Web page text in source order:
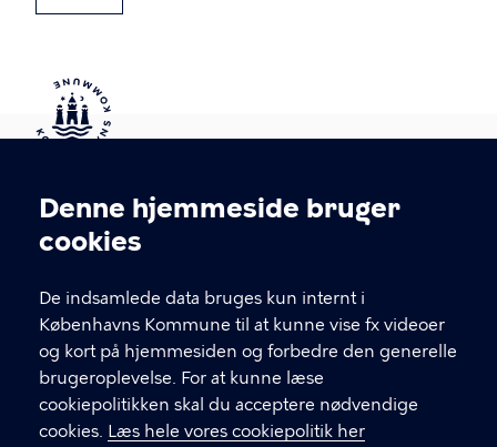
Cookieindstillinger
Denne hjemmeside bruger
cookies
De indsamlede data bruges kun internt i
Københavns Kommune til at kunne vise fx videoer
og kort på hjemmesiden og forbedre den generelle
brugeroplevelse. For at kunne læse
cookiepolitikken skal du acceptere nødvendige
cookies. Læs hele vores cookiepolitik her
Kontakt Københavns Kommune
T
fFind andre kontakter her
CVR-nummer64942212
GENVEJE